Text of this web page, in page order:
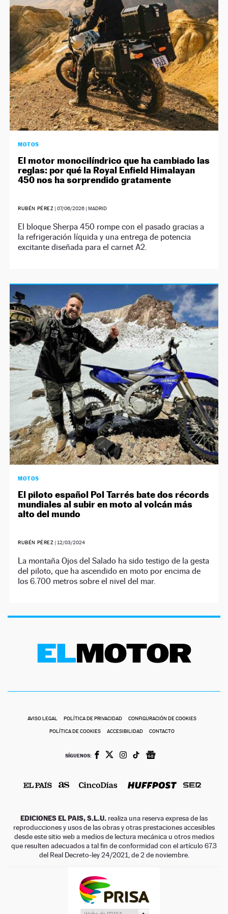
NEWSLETTER
SÍGUENOS
MOTOS
El motor monocilíndrico que ha cambiado las
reglas: por qué la Royal Enfield Himalayan
450 nos ha sorprendido gratamente
RUBÉN PÉREZ |07/06/2026 | MADRID
El bloque Sherpa 450 rompe con el pasado gracias a
la refrigeración líquida y una entrega de potencia
excitante diseñada para el carnet A2.
MOTOS
El piloto español Pol Tarrés bate dos récords
mundiales al subir en moto al volcán más
alto del mundo
RUBÉN PÉREZ | 12/03/2024
La montaña Ojos del Salado ha sido testigo de la gesta
del piloto, que ha ascendido en moto por encima de
los 6.700 metros sobre el nivel del mar.
AVISO LEGAL POLÍTICA DE PRIVACIDAD CONFIGURACIÓN DE COOKIES
POLÍTICA DE COOKIES ACCESIBILIDAD CONTACTO
SÍGUENOS:
EDICIONES EL PAIS, S.L.U. realiza una reserva expresa de las
reproducciones y usos de las obras y otras prestaciones accesibles
desde este sitio web a medios de lectura mecánica u otros medios
que resulten adecuados a tal fin de conformidad con el artículo 67.3
del Real Decreto-ley 24/2021, de 2 de noviembre.